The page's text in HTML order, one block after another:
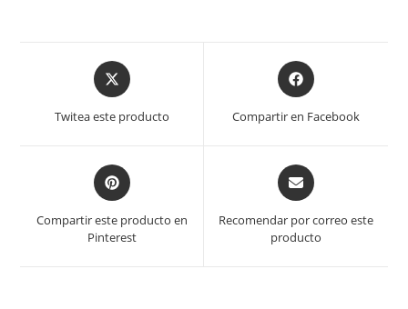
Opens
in
new
Twitea este producto
Opens
in
new
Compartir en Facebook
Opens
in
new
Compartir este producto en
Pinterest
Opens
in
new
Recomendar por correo este
producto